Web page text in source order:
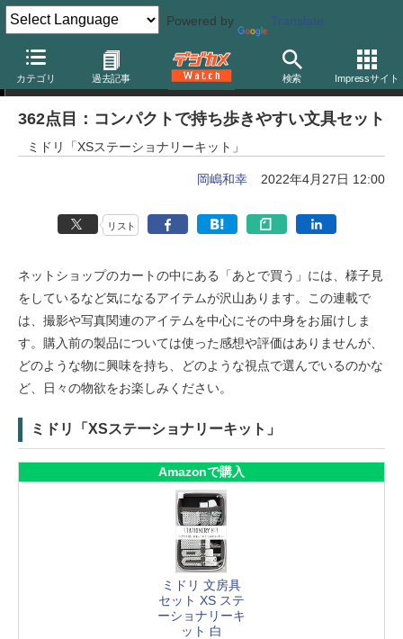
Powered by Translate
カテゴリ 過去記事 検索 Impressサイト
岡嶋和幸の「あとで買う」
362点目：コンパクトで持ち歩きやすい文具セット
ミドリ「XSステーショナリーキット」
岡嶋和幸 2022年4月27日 12:00
リスト
ネットショップのカートの中にある「あとで買う」には、様子見
をしているなど気になるアイテムが沢山あります。この連載で
は、撮影や写真関連のアイテムを中心にその中身をお届けしま
す。購入前の製品については使った感想や評価はありませんが、
どのような物に興味を持ち、どのような視点で選んでいるのかな
ど、日々の物欲をお楽しみください。
ミドリ「XSステーショナリーキット」
Amazonで購入
ミドリ 文房具
セット XS ステ
ーショナリーキ
ット 白